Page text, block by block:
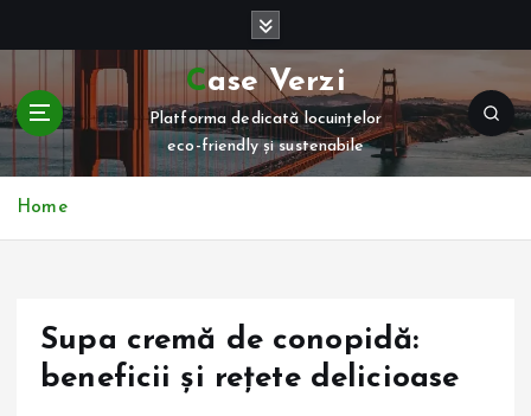
t
c
Case Verzi
Platforma dedicată locuințelor
eco-friendly și sustenabile
Home
Supa cremă de conopidă:
beneficii și rețete delicioase